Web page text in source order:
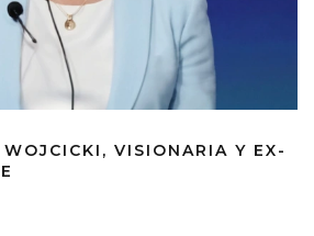
VISIONARIA Y EX-